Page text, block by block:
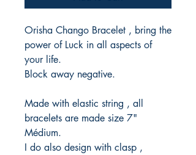
Orisha Chango Bracelet , bring the
power of Luck in all aspects of
your life.
Block away negative.
Made with elastic string , all
bracelets are made size 7"
Médium.
I do also design with clasp ,